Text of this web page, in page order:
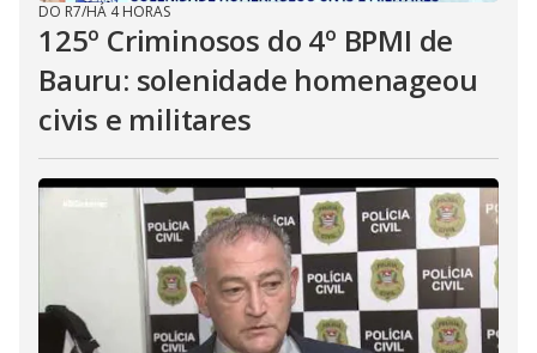
DO R7/HÁ 4 HORAS
125º Criminosos do 4º BPMI de
Bauru: solenidade homenageou
civis e militares